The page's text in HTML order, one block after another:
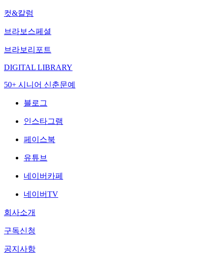
컷&칼럼
브라보스페셜
브라보리포트
DIGITAL LIBRARY
50+ 시니어 신춘문예
블로그
인스타그램
페이스북
유튜브
네이버카페
네이버TV
회사소개
구독신청
공지사항